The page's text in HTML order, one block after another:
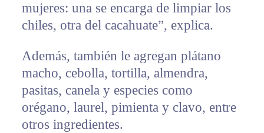
mujeres: una se encarga de limpiar los
chiles, otra del cacahuate”, explica.
Además, también le agregan plátano
macho, cebolla, tortilla, almendra,
pasitas, canela y especies como
orégano, laurel, pimienta y clavo, entre
otros ingredientes.